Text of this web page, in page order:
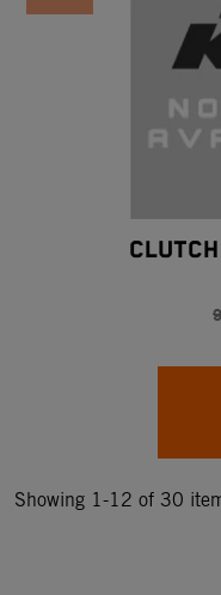
Showing 1-12 of 30